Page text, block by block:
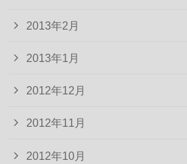
2013年2月
2013年1月
2012年12月
2012年11月
2012年10月